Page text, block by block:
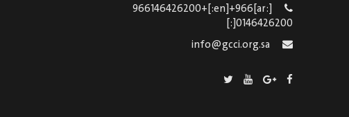
[:ar]966146426200+[:en]+966
0146426200[:]